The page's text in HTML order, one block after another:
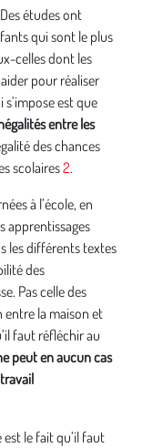
études ont
qui sont le plus
celles dont les
pour réaliser
est que
entre les
des chances
scolaires2.
à l’école, en
apprentissages
les différents textes
des
Pas celle des
entre la maison et
faut réfléchir au
peut en aucun cas
le fait qu’il faut